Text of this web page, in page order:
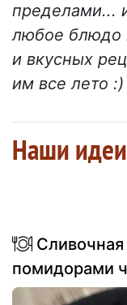
пределами...
любое блюдо
и вкусных
им все лето :)
Наши
Сливочная
помидорами